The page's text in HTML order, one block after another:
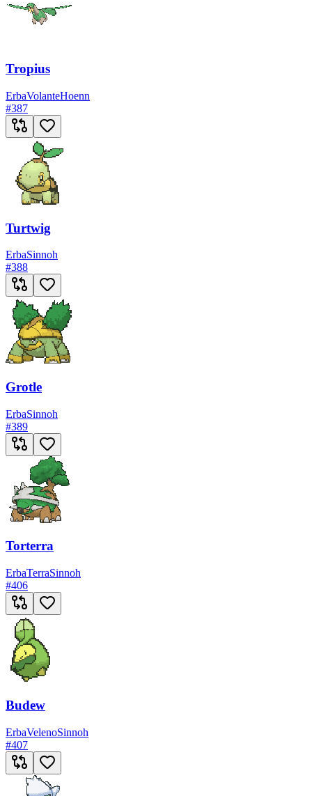
Tropius
ErbaVolanteHoenn
#387
Turtwig
ErbaSinnoh
#388
Grotle
ErbaSinnoh
#389
Torterra
ErbaTerraSinnoh
#406
Budew
ErbaVelenoSinnoh
#407